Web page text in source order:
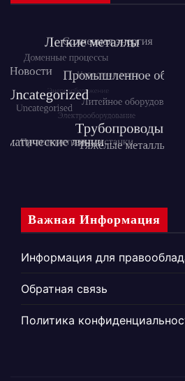
Важная Информация
Информация для
Обратная связь
Политика